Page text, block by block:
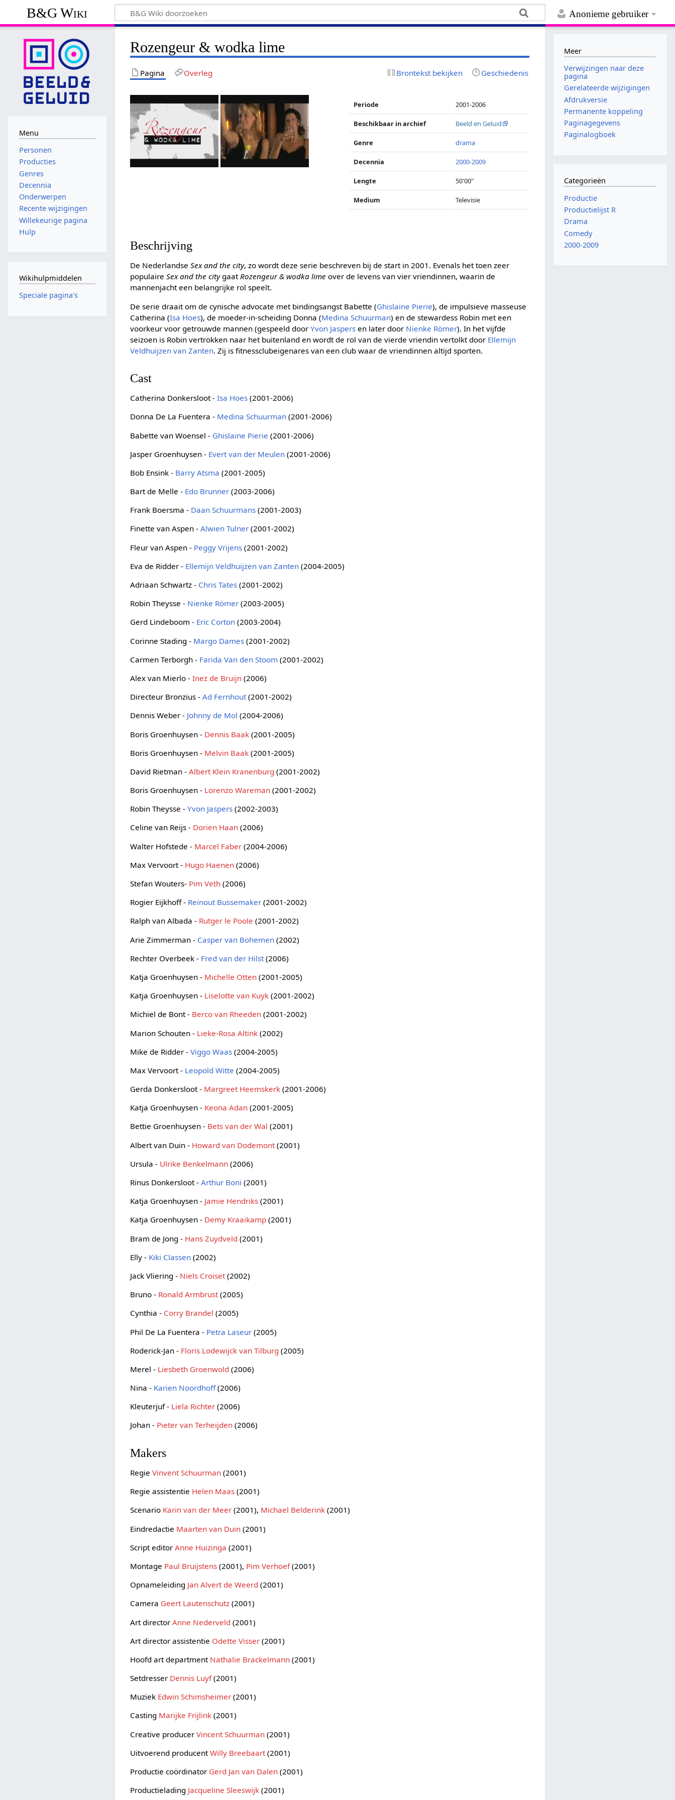
Anonieme gebruiker
B&G Wiki
Rozengeur & wodka lime
Pagina Overleg Brontekst bekijken Geschiedenis
Periode 2001-2006
Beschikbaar in archief Beeld en Geluid
Genre drama
Decennia 2000-2009
Lengte 50'00"
Medium Televisie
Beschrijving
De NederlandseSex and the city, zo wordt deze serie beschreven bij de start in 2001. Evenals het toen zeer
populaireSex and the citygaatRozengeur & wodka lime over de levens van vier vriendinnen, waarin de
mannenjacht een belangrijke rol speelt.
De serie draait om de cynische advocate met bindingsangst Babette (Ghislaine Pierie), de impulsieve masseuse
Catherina (Isa Hoes), de moeder-in-scheiding Donna (Medina Schuurman) en de stewardess Robin met een
voorkeur voor getrouwde mannen (gespeeld doorYvon Jaspers en later door Nienke Römer). In het vijfde
seizoen is Robin vertrokken naar het buitenland en wordt de rol van de vierde vriendin vertolkt door Ellemijn
Veldhuijzen van Zanten. Zij is fitnessclubeigenares van een club waar de vriendinnen altijd sporten.
Cast
Catherina Donkersloot -Isa Hoes (2001-2006)
Donna De La Fuentera - Medina Schuurman (2001-2006)
Babette van Woensel - Ghislaine Pierie (2001-2006)
Jasper Groenhuysen - Evert van der Meulen (2001-2006)
Bob Ensink - Barry Atsma (2001-2005)
Bart de Melle - Edo Brunner(2003-2006)
Frank Boersma - Daan Schuurmans (2001-2003)
Finette van Aspen -Alwien Tulner (2001-2002)
Fleur van Aspen - Peggy Vrijens (2001-2002)
Eva de Ridder - Ellemijn Veldhuijzen van Zanten (2004-2005)
Adriaan Schwartz - Chris Tates (2001-2002)
Robin Theysse - Nienke Römer (2003-2005)
Gerd Lindeboom - Eric Corton (2003-2004)
Corinne Stading - Margo Dames (2001-2002)
Carmen Terborgh - Farida Van den Stoom (2001-2002)
Alex van Mierlo -Inez de Bruijn (2006)
Directeur Bronzius -Ad Fernhout(2001-2002)
Dennis Weber - Johnny de Mol (2004-2006)
Boris Groenhuysen - Dennis Baak (2001-2005)
Boris Groenhuysen - Melvin Baak (2001-2005)
David Rietman -Albert Klein Kranenburg (2001-2002)
Boris Groenhuysen - Lorenzo Wareman (2001-2002)
Robin Theysse -Yvon Jaspers (2002-2003)
Celine van Reijs - Dorien Haan (2006)
Walter Hofstede - Marcel Faber (2004-2006)
Max Vervoort - Hugo Haenen(2006)
Stefan Wouters- Pim Veth(2006)
Rogier Eijkhoff - Reinout Bussemaker (2001-2002)
Ralph van Albada - Rutger le Poole (2001-2002)
Arie Zimmerman - Casper van Bohemen (2002)
Rechter Overbeek - Fred van der Hilst(2006)
Katja Groenhuysen - Michelle Otten (2001-2005)
Katja Groenhuysen - Liselotte van Kuyk (2001-2002)
Michiel de Bont - Berco van Rheeden (2001-2002)
Marion Schouten - Lieke-Rosa Altink(2002)
Mike de Ridder -Viggo Waas (2004-2005)
Max Vervoort - Leopold Witte (2004-2005)
Gerda Donkersloot - Margreet Heemskerk (2001-2006)
Katja Groenhuysen - Keona Adan (2001-2005)
Bettie Groenhuysen - Bets van der Wal (2001)
Albert van Duin - Howard van Dodemont (2001)
Ursula - Ulrike Benkelmann (2006)
Rinus Donkersloot -Arthur Boni (2001)
Katja Groenhuysen - Jamie Hendriks (2001)
Katja Groenhuysen - Demy Kraaikamp (2001)
Bram de Jong - Hans Zuydveld (2001)
Elly - Kiki Classen (2002)
Jack Vliering - Niels Croiset (2002)
Bruno - Ronald Armbrust(2005)
Cynthia - Corry Brandel (2005)
Phil De La Fuentera - Petra Laseur (2005)
Roderick-Jan - Floris Lodewijck van Tilburg (2005)
Merel - Liesbeth Groenwold (2006)
Nina - Karien Noordhoff(2006)
Kleuterjuf - Liela Richter (2006)
Johan - Pieter van Terheijden (2006)
Makers
RegieVinvent Schuurman (2001)
Regie assistentie Helen Maas (2001)
Scenario Karin van der Meer (2001), Michael Belderink (2001)
Eindredactie Maarten van Duin (2001)
Script editorAnne Huizinga (2001)
Montage Paul Bruijstens (2001), Pim Verhoef(2001)
Opnameleiding Jan Alvert de Weerd (2001)
Camera Geert Lautenschutz (2001)
Art directorAnne Nederveld (2001)
Art director assistentie Odette Visser (2001)
Hoofd art department Nathalie Brackelmann (2001)
Setdresser Dennis Luyf(2001)
Muziek Edwin Schimsheimer (2001)
Casting Marijke Frijlink (2001)
Creative producerVincent Schuurman (2001)
Uitvoerend producentWilly Breebaart (2001)
Productie coördinator Gerd Jan van Dalen (2001)
Productielading Jacqueline Sleeswijk (2001)
Menu
Personen
Producties
Genres
Decennia
Onderwerpen
Recente wijzigingen
Willekeurige pagina
Hulp
Wikihulpmiddelen
Speciale pagina's
Meer
Verwijzingen naar deze
pagina
Gerelateerde wijzigingen
Afdrukversie
Permanente koppeling
Paginagegevens
Paginalogboek
Categorieën
Productie
Productielijst R
Drama
Comedy
2000-2009